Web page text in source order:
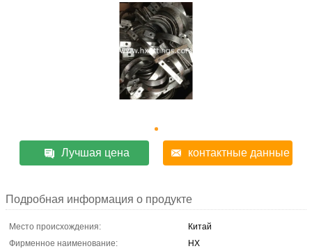
Лучшая цена контактные данные
Подробная информация о продукте
Место происхождения:
Китай
Фирменное наименование:
HX